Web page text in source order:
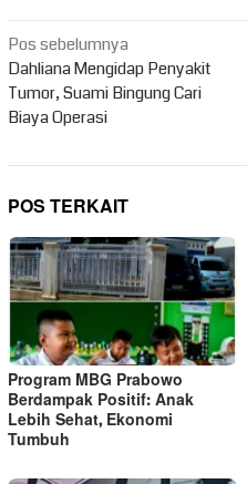
Navigasi
pos
Pos sebelumnya
Dahliana Mengidap Penyakit
Tumor, Suami Bingung Cari
Biaya Operasi
POS TERKAIT
Program MBG Prabowo
Berdampak Positif: Anak
Lebih Sehat, Ekonomi
Tumbuh